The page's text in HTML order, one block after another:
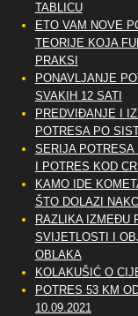
TABLICU
ETO VAM NOVE
TEORIJE KOJA
PRAKSI
PONAVLJANJE
SVAKIH 12 SATI
PREDVIĐANJE I
POTRESA PO
SERIJA POTRESA
I POTRES KOD
KAMO IDE
ŠTO DOLAZI
RAZLIKA IZMEĐU
SVIJETLOSTI I
OBLAKA
KOLAKUŠIĆ O
POTRES 53 KM
10.09.2021